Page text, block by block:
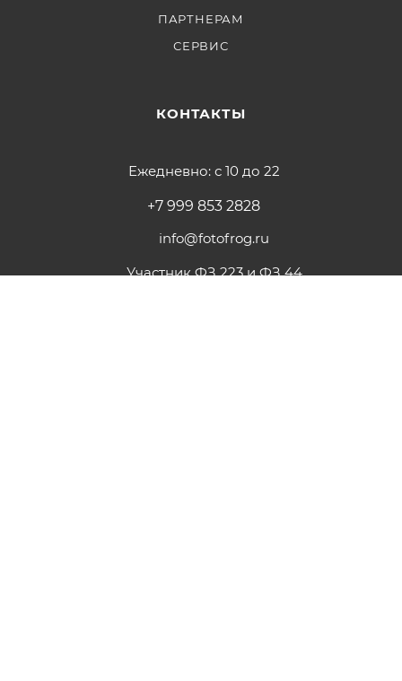
ПАРТНЕРАМ
СЕРВИС
КОНТАКТЫ
Ежедневно: с 10 до 22
+7 999 853 2828
info@fotofrog.ru
Участник ФЗ 223 и ФЗ 44